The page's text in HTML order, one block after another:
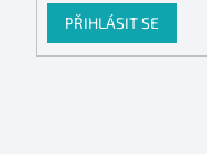
PŘIHLÁSIT SE